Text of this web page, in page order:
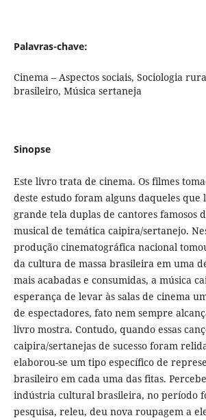
Palavras-chave:
Cinema – Aspectos sociais, Sociologia
brasileiro, Música sertaneja
Sinopse
Este livro trata de cinema. Os filmes
deste estudo foram alguns daqueles que
grande tela duplas de cantores famosos
musical de temática caipira/sertanejo.
produção cinematográfica nacional
da cultura de massa brasileira em uma
mais acabadas e consumidas, a música
esperança de levar às salas de cinema
de espectadores, fato nem sempre
livro mostra. Contudo, quando essas
caipira/sertanejas de sucesso foram
elaborou-se um tipo específico de
brasileiro em cada uma das fitas.
indústria cultural brasileira, no período
pesquisa, releu, deu nova roupagem a